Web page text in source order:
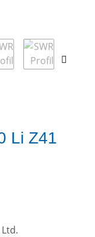
Li Z41